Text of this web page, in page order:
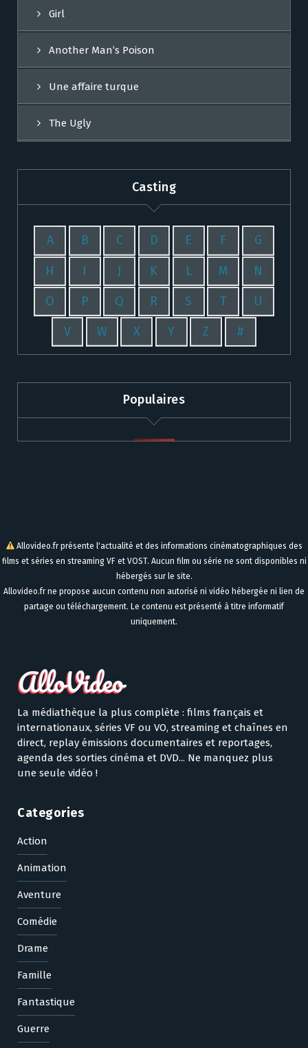
Girl
Another Man’s Poison
Une affaire turque
The Ugly
Casting
A B C D E F G
H I J K L M N
O P Q R S T U
V W X Y Z #
Populaires
Allovideo.fr présente l'actualité et des informations cinématographiques des
films et séries en streaming VF et VOST. Aucun film ou série ne sont disponibles ni
hébergés sur le site.
Allovideo.fr ne propose aucun contenu non autorisé ni vidéo hébergée ni lien de
partage ou téléchargement. Le contenu est présenté à titre informatif
uniquement.
La médiathèque la plus complète : films français et
internationaux, séries VF ou VO, streaming et chaînes en
direct, replay émissions documentaires et reportages,
agenda des sorties cinéma et DVD... Ne manquez plus
une seule vidéo !
Categories
Action
Animation
Aventure
Comédie
Drame
Famille
Fantastique
Guerre